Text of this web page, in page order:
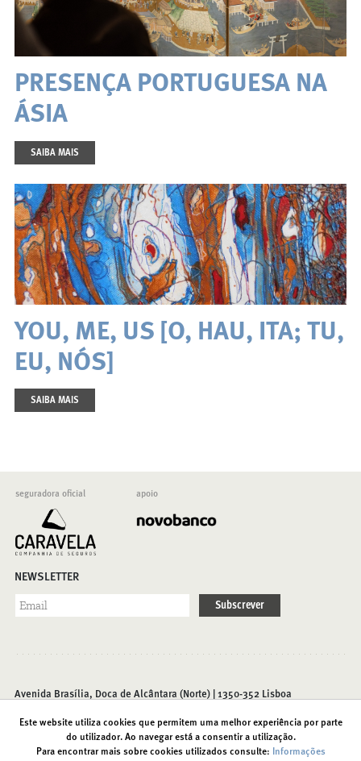
PRESENÇA PORTUGUESA NA
ÁSIA
SAIBA MAIS
YOU, ME, US [O, HAU, ITA; TU,
EU, NÓS]
SAIBA MAIS
seguradora oficial apoio
NEWSLETTER
Subscrever
Avenida Brasília, Doca de Alcântara (Norte) | 1350-352 Lisboa
Este website utiliza cookies que permitem uma melhor experiência por parte
do utilizador. Ao navegar está a consentir a utilização.
Para encontrar mais sobre cookies utilizados consulte:
Informações